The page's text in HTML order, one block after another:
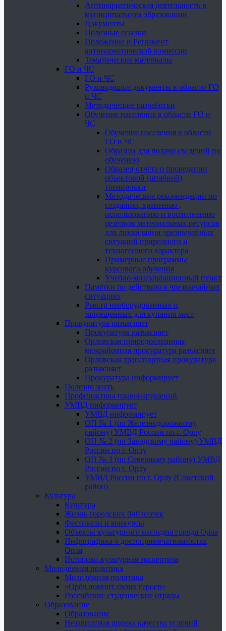
Антинаркотическая деятельность в
муниципальном образовании
Документы
Полезные ссылки
Положение и Регламент
антинаркотической комиссии
Тематические материалы
ГО и ЧС
ГО и ЧС
Руководящие документы в области ГО
и ЧС
Методические разработки
Обучение населения в области ГО и
ЧС
Обучение населения в области
ГО и ЧС
Образцы для подачи сведений по
обучению
Образец отчёта о проведении
объектовой (штабной)
тренировки
Методические рекомендации по
созданию, хранению ,
использованию и восполнению
резервов материальных ресурсов
для ликвидации чрезвычайных
ситуаций природного и
техногенного характера
Примерные программы
курсового обучения
Учебно-консультационный пункт
Памятки по действию в чрезвычайных
ситуациях
Реестр необорудованных и
запрещенных для купания мест
Прокуратура разъясняет
Прокуратура разъясняет
Орловская природоохранная
межрайонная прокуратура разъясняет
Орловская транспортная прокуратура
разъясняет
Прокуратура информирует
Полезно знать
Профилактика правонарушений
УМВД информирует
УМВД информирует
ОП № 1 (по Железнодорожному
району) УМВД России по г. Орлу
ОП № 2 (по Заводскому району) УМВД
России по г. Орлу
ОП № 3 (по Северному району) УМВД
России по г. Орлу
УМВД России по г. Орлу (Советский
район)
Культура
Культура
Жизнь городских библиотек
Фестивали и конкурсы
Объекты культурного наследия города Орла
Инфографика о достопримечательностях
Орла
Историко-культурная экспертиза
Молодёжная политика
Молодёжная политика
«Орёл помнит своих героев»
Российские студенческие отряды
Образование
Образование
Независимая оценка качества условий